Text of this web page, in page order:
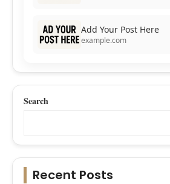
Add Your Post Here
example.com
Search
Recent Posts